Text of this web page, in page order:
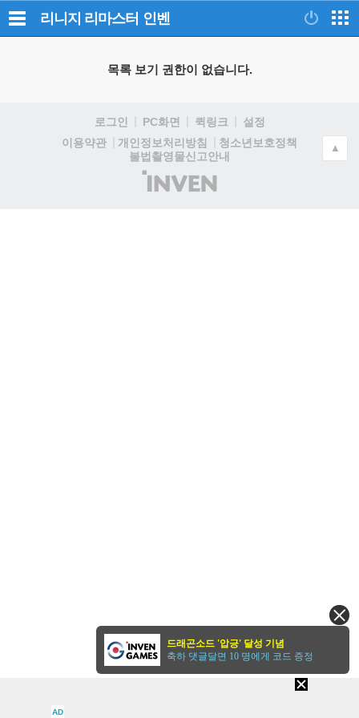
리니지 리마스터 인벤
목록 보기 권한이 없습니다.
로그인 PC화면 퀵링크
설정
이용약관
개인정보처리방침
청소년보호정책
불법촬영물신고안내
(주)
인
▲
AD
드래곤소드 '압긍' 달성 기념
축하 댓글달면 10 명에게 코드 증정